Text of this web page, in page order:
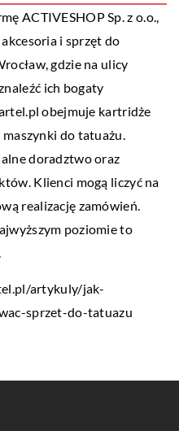
ACTIVESHOP Sp. z o.o.,
i sprzęt do
gdzie na ulicy
ich bogaty
obejmuje kartridże
maszynki do tatuażu.
doradztwo oraz
Klienci mogą liczyć na
realizację zamówień.
poziomie to
artykuly/jak-
sprzet-do-tatuazu